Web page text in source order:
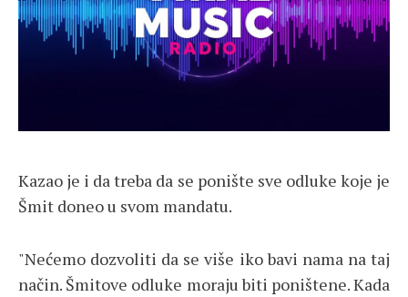
Kazao je i da treba da se ponište sve odluke koje je
Šmit doneo u svom mandatu.
"Nećemo dozvoliti da se više iko bavi nama na taj
način. Šmitove odluke moraju biti poništene. Kada